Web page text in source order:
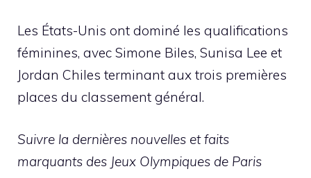
Les États-Unis ont dominé les qualifications
féminines, avec Simone Biles, Sunisa Lee et
Jordan Chiles terminant aux trois premières
places du classement général.
Suivre la dernières nouvelles et faits
marquants des Jeux Olympiques de Paris